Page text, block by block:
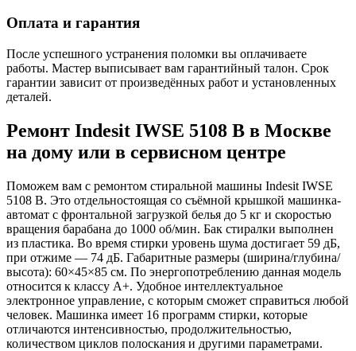
Оплата и гарантия
После успешного устранения поломки вы оплачиваете
работы. Мастер выписывает вам гарантийный талон. Срок
гарантии зависит от произведённых работ и установленных
деталей.
Ремонт Indesit IWSE 5108 B в Москве
на дому или в сервисном центре
Поможем вам с ремонтом стиральной машины Indesit IWSE
5108 B. Это отдельностоящая со съёмной крышкой машинка-
автомат с фронтальной загрузкой белья до 5 кг и скоростью
вращения барабана до 1000 об/мин. Бак стиралки выполнен
из пластика. Во время стирки уровень шума достигает 59 дБ,
при отжиме — 74 дБ. Габаритные размеры (ширина/глубина/
высота): 60×45×85 см. По энергопотреблению данная модель
относится к классу A+. Удобное интеллектуальное
электронное управление, с которым сможет справиться любой
человек. Машинка имеет 16 программ стирки, которые
отличаются интенсивностью, продолжительностью,
количеством циклов полоскания и другими параметрами.